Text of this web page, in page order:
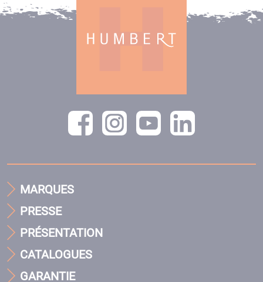
MARQUES
PRESSE
PRÉSENTATION
CATALOGUES
GARANTIE